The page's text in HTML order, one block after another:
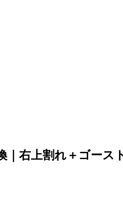
｜右上割れ＋ゴー